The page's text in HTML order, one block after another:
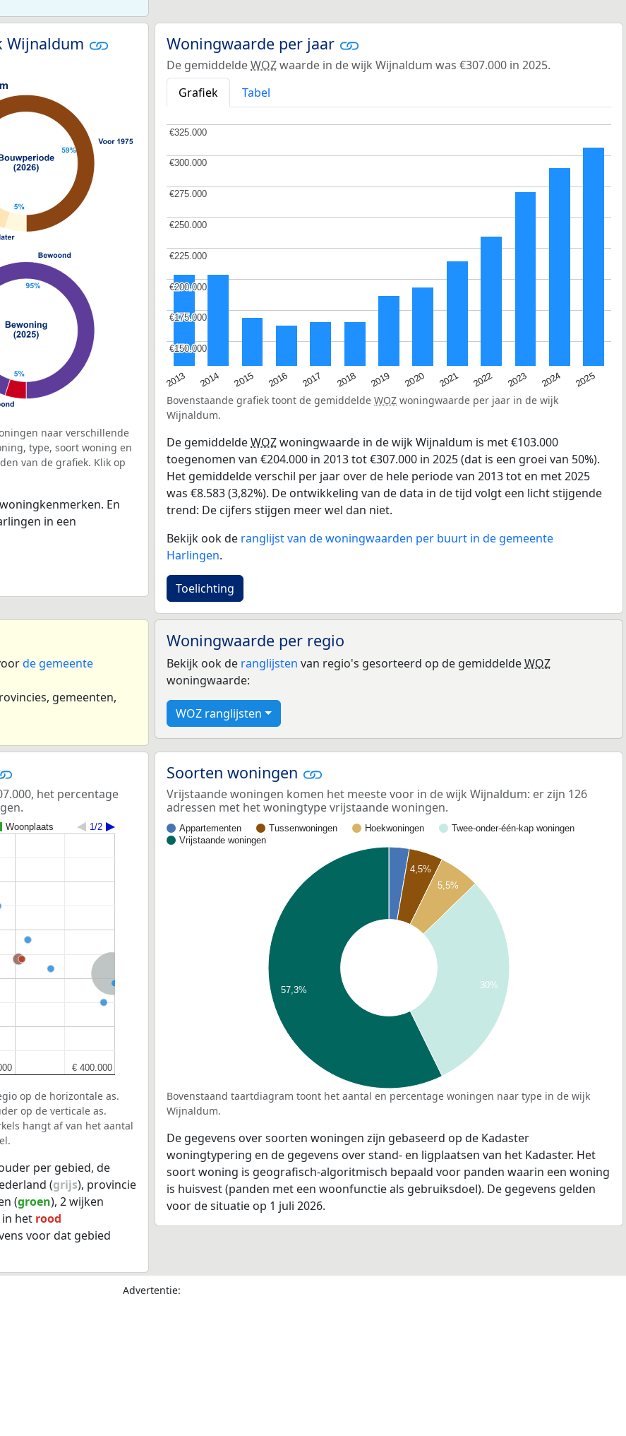
Wijnaldum
naar verschillende
type, soort woning en
van de grafiek. Klik op
En
in een
Woningwaarde per jaar
De gemiddeldeWOZwaarde in de wijk Wijnaldum was €307.000 in 2025.
Grafiek
Tabel
2013 2014 2015 2016 2017 2018 2019 2020 2021 2022 2023 2024 2025
€150.000
€150.000
€175.000
€175.000
€200.000
€200.000
€225.000
€225.000
€250.000
€250.000
€275.000
€275.000
€300.000
€300.000
€325.000
€325.000
Bovenstaande grafiek toont de gemiddelde WOZ woningwaarde per jaar in de wijk
Wijnaldum.
De gemiddeldeWOZwoningwaarde in de wijk Wijnaldum is met €103.000
toegenomen van €204.000 in 2013 tot €307.000 in 2025 (dat is een groei van 50%).
Het gemiddelde verschil per jaar over de hele periode van 2013 tot en met 2025
was €8.583 (3,82%). De ontwikkeling van de data in de tijd volgt een licht stijgende
trend: De cijfers stijgen meer wel dan niet.
Bekijk ook de ranglijst van de woningwaarden per buurt in de gemeente
Harlingen.
Toelichting
de gemeente
gemeenten,
Woningwaarde per regio
Bekijk ook de ranglijsten van regio's gesorteerd op de gemiddeldeWOZ
woningwaarde:
WOZ ranglijsten
het percentage
Woonplaats 1/2
€ 400.000
€ 400.000
op de horizontale as.
op de verticale as.
hangt af van het aantal
per gebied, de
(grijs), provincie
(groen), 2 wijken
het rood
voor dat gebied
Soorten woningen
Vrijstaande woningen komen het meeste voor in de wijk Wijnaldum: er zijn 126
adressen met het woningtype vrijstaande woningen.
Appartementen Tussenwoningen Hoekwoningen
Twee-onder-één-kap woningen
Vrijstaande woningen
4,5%
5,5%
30%
57,3%
Bovenstaand taartdiagram toont het aantal en percentage woningen naar type in de wijk
Wijnaldum.
De gegevens over soorten woningen zijn gebaseerd op de Kadaster
woningtypering en de gegevens over stand- en ligplaatsen van het Kadaster. Het
soort woning is geografisch-algoritmisch bepaald voor panden waarin een woning
is huisvest (panden met een woonfunctie als gebruiksdoel). De gegevens gelden
voor de situatie op 1 juli 2026.
Advertentie: